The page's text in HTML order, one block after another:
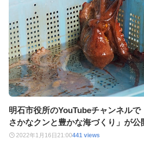
明石市役所のYouTubeチャンネルで
さかなクンと豊かな海づくり」が公
2022年1月16日 21:00441 views